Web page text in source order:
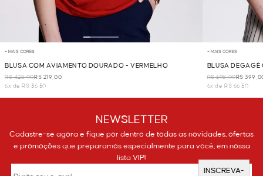
+ MAIS CORES
BLUSA COM AVIAMENTO DOURADO - VERMELHO
R$ 428,00R$ 219,00
6x de R$ 36,50
+ MAIS CORES
BLUSA
R$ 598,00R$
6x de R$ 66,50
NEWSLETTER
Cadastre-se agora e fique por dentro de todas as novidades, ofertas
e promoções que preparamos especialmente para você, em nossa
lista VIP!
INSCREVA-